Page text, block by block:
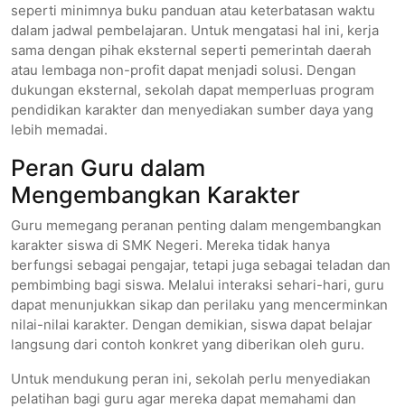
seperti minimnya buku panduan atau keterbatasan waktu
dalam jadwal pembelajaran. Untuk mengatasi hal ini, kerja
sama dengan pihak eksternal seperti pemerintah daerah
atau lembaga non-profit dapat menjadi solusi. Dengan
dukungan eksternal, sekolah dapat memperluas program
pendidikan karakter dan menyediakan sumber daya yang
lebih memadai.
Peran Guru dalam
Mengembangkan Karakter
Guru memegang peranan penting dalam mengembangkan
karakter siswa di SMK Negeri. Mereka tidak hanya
berfungsi sebagai pengajar, tetapi juga sebagai teladan dan
pembimbing bagi siswa. Melalui interaksi sehari-hari, guru
dapat menunjukkan sikap dan perilaku yang mencerminkan
nilai-nilai karakter. Dengan demikian, siswa dapat belajar
langsung dari contoh konkret yang diberikan oleh guru.
Untuk mendukung peran ini, sekolah perlu menyediakan
pelatihan bagi guru agar mereka dapat memahami dan